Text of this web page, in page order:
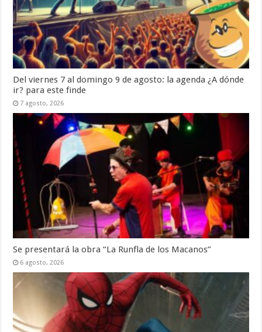
Del viernes 7 al domingo 9 de agosto: la agenda ¿A dónde
ir? para este finde
7 agosto, 2026
Se presentará la obra “La Runfla de los Macanos”
6 agosto, 2026